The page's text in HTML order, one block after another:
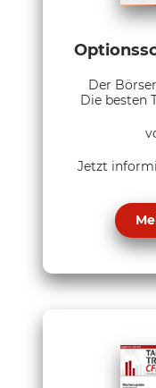
Der
Die besten
Jetzt